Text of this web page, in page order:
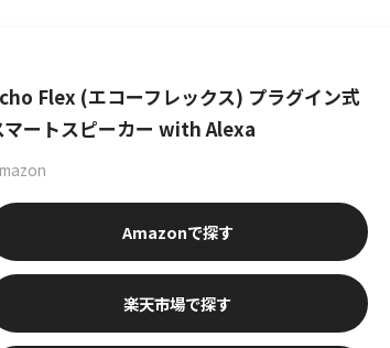
Flex (エコーフレックス) プラグイン式
マートスピーカー with Alexa
楽天市場
Amazon